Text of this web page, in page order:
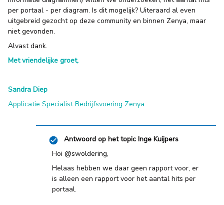
per portaal - per diagram. Is dit mogelijk? Uiteraard al even
uitgebreid gezocht op deze community en binnen Zenya, maar
niet gevonden.
Alvast dank.
Met vriendelijke groet,
Sandra Diep
Applicatie Specialist Bedrijfsvoering Zenya
Antwoord op het topic Inge Kuijpers
Hoi @swoldering,
Helaas hebben we daar geen rapport voor, er
is alleen een rapport voor het aantal hits per
portaal.